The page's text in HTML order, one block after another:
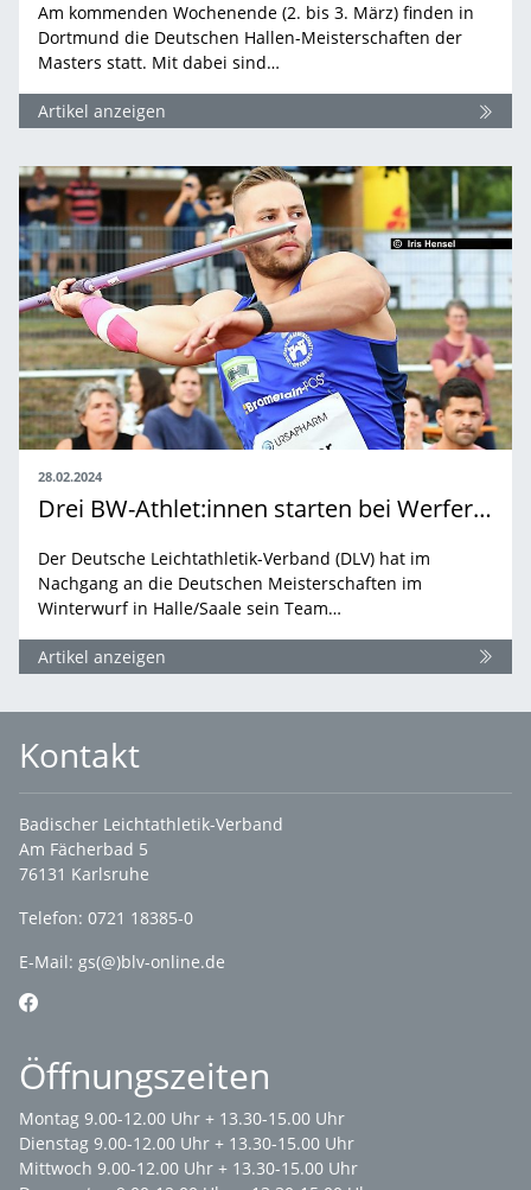
Am kommenden Wochenende (2. bis 3. März) finden in
Dortmund die Deutschen Hallen-Meisterschaften der
Masters statt. Mit dabei sind…
Artikel anzeigen
28.02.2024
Drei BW-Athlet:innen starten bei Werfer-Europacup in Portugal
Der Deutsche Leichtathletik-Verband (DLV) hat im
Nachgang an die Deutschen Meisterschaften im
Winterwurf in Halle/Saale sein Team…
Artikel anzeigen
Kontakt
Badischer Leichtathletik-Verband
Am Fächerbad 5
76131 Karlsruhe
Telefon: 0721 18385-0
E-Mail: gs(@)blv-online.de
Öffnungszeiten
Montag 9.00-12.00 Uhr + 13.30-15.00 Uhr
Dienstag 9.00-12.00 Uhr + 13.30-15.00 Uhr
Mittwoch 9.00-12.00 Uhr + 13.30-15.00 Uhr